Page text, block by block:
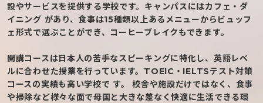
設やサービスを提供する学校です。キャンパスにはカフェ・ダ
イニング があり、食事は15種類以上あるメニューからビュッフ
ェ形式で選ぶことができ、コーヒーブレイクもできます。
開講コースは日本人の苦手なスピーキングに特化し、英語レベ
ルに合わせた授業を行っています。TOEIC・IELTSテスト対策
コースの実績も高い学校で す。 校舎や施設だけではなく、食事
や掃除など様々な面で母国と大きな差なく快適に生活できる環